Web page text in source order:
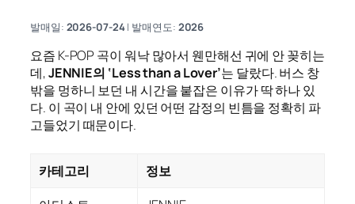
발매일: 2026-07-24| 발매연도: 2026
요즘 K-POP 곡이 워낙 많아서 웬만해선 귀에 안 꽂히는
데,JENNIE의 ‘Less than a Lover’는 달랐다. 버스 창
밖을 멍하니 보던 내 시간을 붙잡은 이유가 딱 하나 있
다. 이 곡이 내 안에 있던 어떤 감정의 빈틈을 정확히 파
고들었기 때문이다.
카테고리
정보